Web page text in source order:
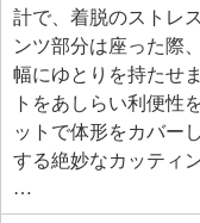
計で、着脱のストレ
ンツ部分は座った際
幅にゆとりを持たせ
トをあしらい利便性
ットで体形をカバー
する絶妙なカッティ
ょっとしたお出かけ
ます。